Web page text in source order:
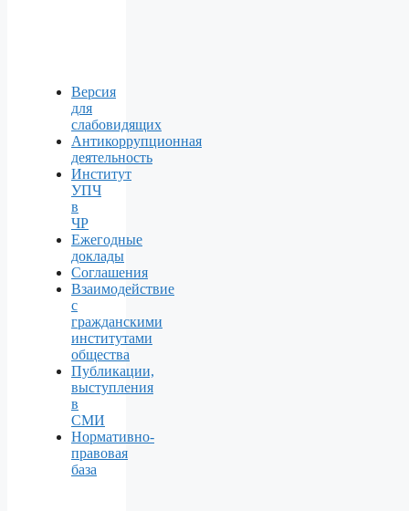
Версия
для
слабовидящих
Антикоррупционная
деятельность
Институт
УПЧ
в
ЧР
Ежегодные
доклады
Соглашения
Взаимодействие
с
гражданскими
институтами
общества
Публикации,
выступления
в
СМИ
Нормативно-
правовая
база